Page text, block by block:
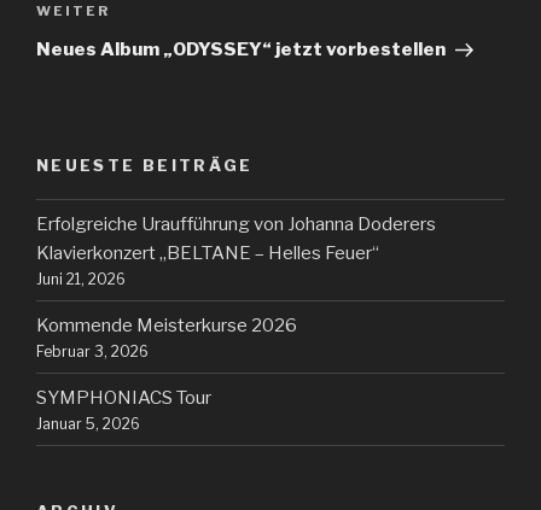
WEITER
Neues Album „ODYSSEY“ jetzt vorbestellen
NEUESTE BEITRÄGE
Erfolgreiche Uraufführung von Johanna Doderers
Klavierkonzert „BELTANE – Helles Feuer“
Juni 21, 2026
Kommende Meisterkurse 2026
Februar 3, 2026
SYMPHONIACS Tour
Januar 5, 2026